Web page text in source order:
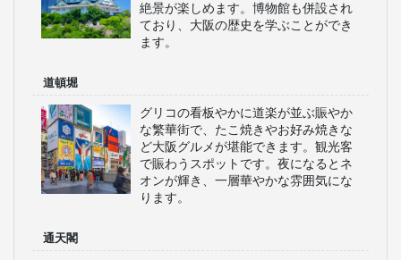
絶景が楽しめます。博物館も併設され
ており、大阪の歴史を学ぶことができ
ます。
道頓堀
グリコの看板やかに道楽が並ぶ賑やか
な繁華街で、たこ焼きやお好み焼きな
ど大阪グルメが堪能できます。観光客
で賑わうスポットです。夜になるとネ
オンが輝き、一層華やかな雰囲気にな
ります。
通天閣